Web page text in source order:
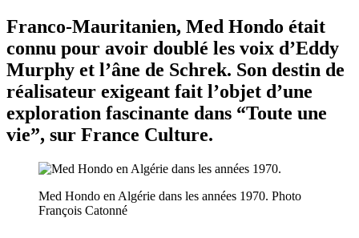
Franco-Mauritanien, Med Hondo était
connu pour avoir doublé les voix d’Eddy
Murphy et l’âne de Schrek. Son destin de
réalisateur exigeant fait l’objet d’une
exploration fascinante dans “Toute une
vie”, sur France Culture.
Med Hondo en Algérie dans les années 1970. Photo
François Catonné